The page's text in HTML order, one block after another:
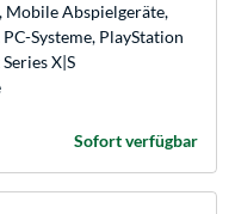
Mobile Abspielgeräte,
Systeme, PlayStation
X|S
Sofort verfügbar